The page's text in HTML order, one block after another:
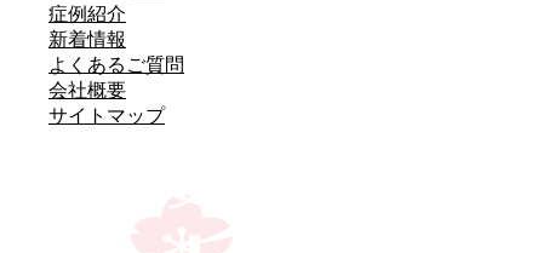
症例紹介
新着情報
よくあるご質問
会社概要
サイトマップ